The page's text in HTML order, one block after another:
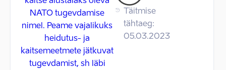
NATO tugevdamise
nimel. Peame vajalikuks
heidutus- ja
kaitsemeetmete jätkuvat
tugevdamist, sh läbi
Täitmise
tähtaeg:
05.03.2023